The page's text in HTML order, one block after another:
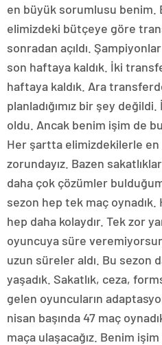
en büyük sorumlusu benim.
elimizdeki bütçeye göre
sonradan açıldı.
son haftaya kaldık. İki
haftaya kaldık. Ara
planladığımız bir şey
oldu. Ancak benim işim de
Her şartta elimizdekilerle en
zorundayız. Bazen
daha çok çözümler
sezon hep tek maç
hep daha kolaydır. Tek zor
oyuncuya süre
uzun süreler aldı. Bu sezon
yaşadık. Sakatlık, ceza,
gelen oyuncuların
nisan başında 47 maç
maça ulaşacağız. Benim